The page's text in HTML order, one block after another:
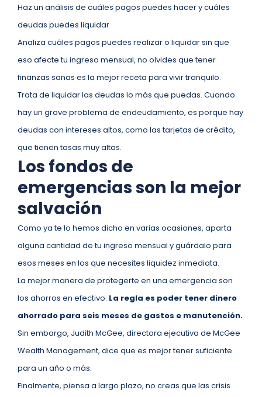
Haz un análisis de cuáles pagos puedes hacer y cuáles
deudas puedes liquidar
Analiza cuáles pagos puedes realizar o liquidar sin que
eso afecte tu ingreso mensual, no olvides que tener
finanzas sanas es la mejor receta para vivir tranquilo.
Trata de liquidar las deudas lo más que puedas. Cuando
hay un grave problema de endeudamiento, es porque hay
deudas con intereses altos, como las tarjetas de crédito,
que tienen tasas muy altas.
Los fondos de
emergencias son la mejor
salvación
Como ya te lo hemos dicho en varias ocasiones, aparta
alguna cantidad de tu ingreso mensual y guárdalo para
esos meses en los que necesites liquidez inmediata.
La mejor manera de protegerte en una emergencia son
los ahorros en efectivo. La regla es poder tener dinero
ahorrado para seis meses de gastos e manutención.
Sin embargo, Judith McGee, directora ejecutiva de McGee
Wealth Management, dice que es mejor tener suficiente
para un año o más.
Finalmente, piensa a largo plazo, no creas que las crisis